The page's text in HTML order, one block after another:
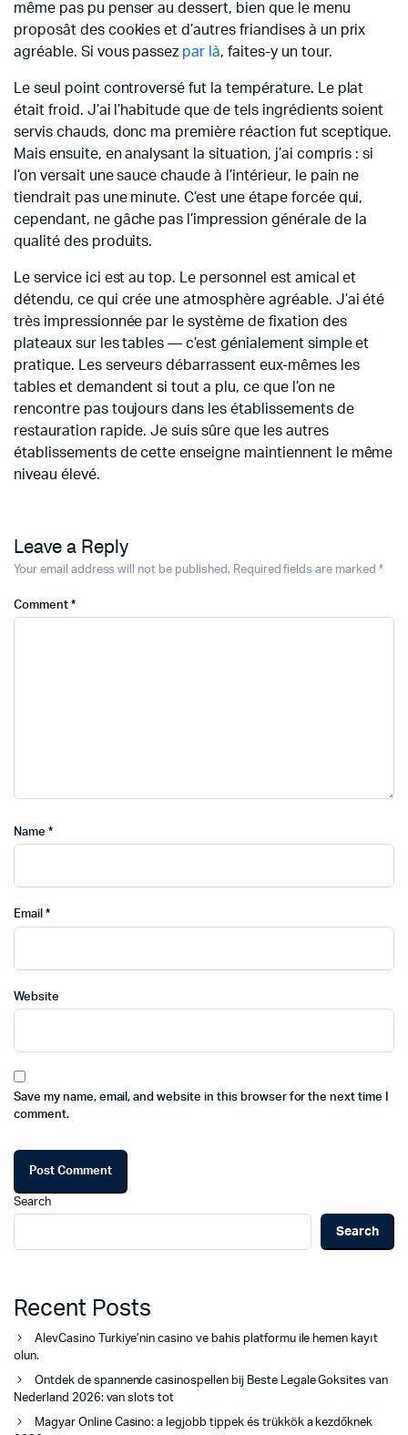
même pas pu penser au dessert, bien que le menu
proposât des cookies et d’autres friandises à un prix
agréable. Si vous passez par là, faites-y un tour.
Le seul point controversé fut la température. Le plat
était froid. J’ai l’habitude que de tels ingrédients soient
servis chauds, donc ma première réaction fut sceptique.
Mais ensuite, en analysant la situation, j’ai compris : si
l’on versait une sauce chaude à l’intérieur, le pain ne
tiendrait pas une minute. C’est une étape forcée qui,
cependant, ne gâche pas l’impression générale de la
qualité des produits.
Le service ici est au top. Le personnel est amical et
détendu, ce qui crée une atmosphère agréable. J’ai été
très impressionnée par le système de fixation des
plateaux sur les tables — c’est génialement simple et
pratique. Les serveurs débarrassent eux-mêmes les
tables et demandent si tout a plu, ce que l’on ne
rencontre pas toujours dans les établissements de
restauration rapide. Je suis sûre que les autres
établissements de cette enseigne maintiennent le même
niveau élevé.
Leave a Reply
Your email address will not be published. Required fields are marked *
Comment *
Name *
Email *
Website
Save my name, email, and website in this browser for the next time I
comment.
Search
Search
Recent Posts
AlevCasino Turkiye’nin casino ve bahis platformu ile hemen kayıt
olun.
Ontdek de spannende casinospellen bij Beste Legale Goksites van
Nederland 2026: van slots tot
Magyar Online Casino: a legjobb tippek és trükkök a kezdőknek